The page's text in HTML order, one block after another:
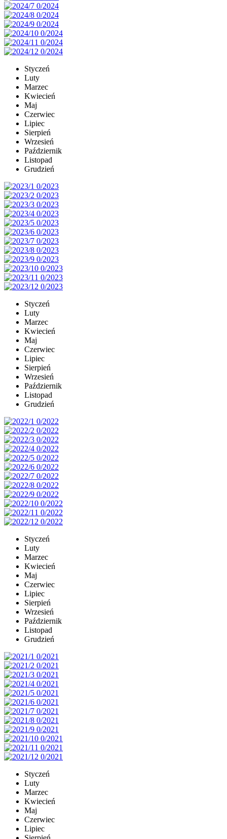
Styczeń
Luty
Marzec
Kwiecień
Maj
Czerwiec
Lipiec
Sierpień
Wrzesień
Październik
Listopad
Grudzień
Styczeń
Luty
Marzec
Kwiecień
Maj
Czerwiec
Lipiec
Sierpień
Wrzesień
Październik
Listopad
Grudzień
Styczeń
Luty
Marzec
Kwiecień
Maj
Czerwiec
Lipiec
Sierpień
Wrzesień
Październik
Listopad
Grudzień
Styczeń
Luty
Marzec
Kwiecień
Maj
Czerwiec
Lipiec